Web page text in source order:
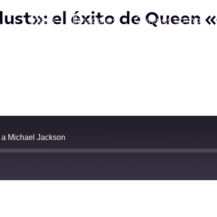
Inicio Episodios Quiénes somos
el éxito de Queen
Michael Jackson